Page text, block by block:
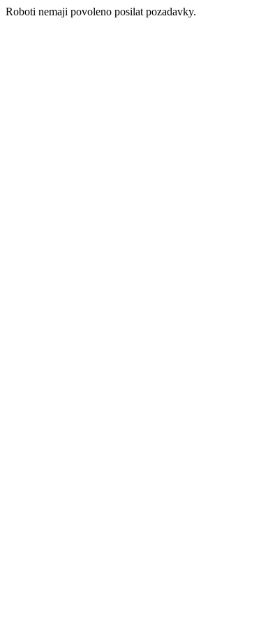
Roboti nemaji povoleno posilat pozadavky.